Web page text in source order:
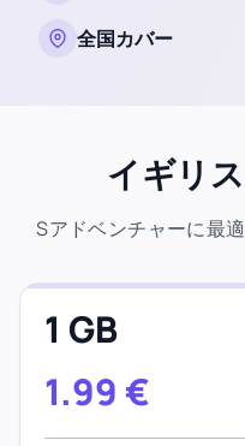
全国カバー
イギリ
Sアドベンチャーに最
1 GB
1.99 €